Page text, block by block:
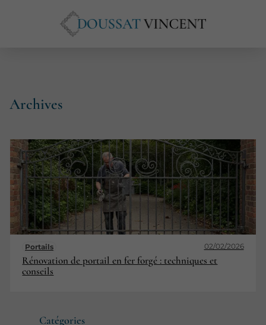
Catégories
Archives
Portails 02/02/2026
Rénovation de portail en fer forgé : techniques et
conseils